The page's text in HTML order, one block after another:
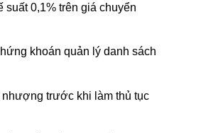
0,1% trên giá chuyển
khoán quản lý danh sách
nhượng trước khi làm thủ tục